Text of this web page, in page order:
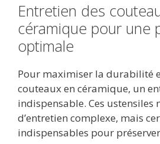
Entretien des
céramique pour une
optimale
Pour maximiser la durabilité
couteaux en céramique, un
indispensable. Ces ustensiles
d’entretien complexe, mais
indispensables pour